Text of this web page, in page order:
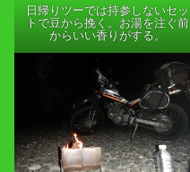
日帰りツーでは持参しないセッ
トで豆から挽く。お湯を注ぐ前
からいい香りがする。